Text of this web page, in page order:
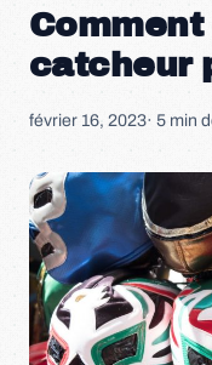
catcheur
février 16, 2023· 5 min